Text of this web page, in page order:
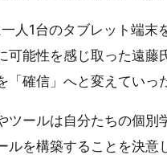
人1台のタブレット端末
能性を感じ取った遠藤
確信」へと変えていっ
ールは自分たちの個別
を構築することを決意